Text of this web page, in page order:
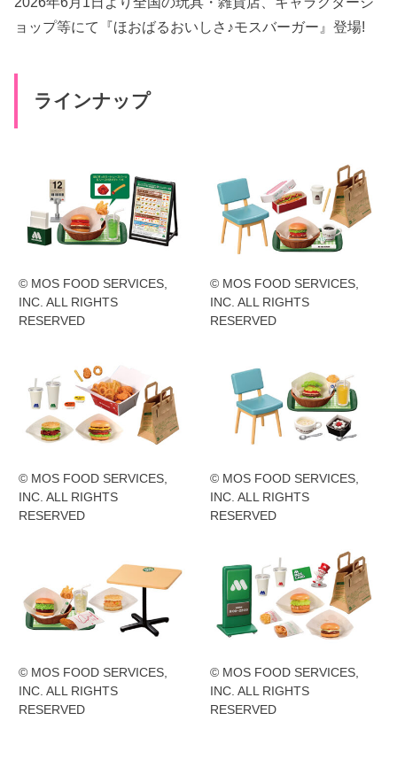
ョップ等にて『ほおばるおいしさ♪モスバーガー』登場!
ラインナップ
© MOS FOOD SERVICES,
INC. ALL RIGHTS
RESERVED
© MOS FOOD SERVICES,
INC. ALL RIGHTS
RESERVED
© MOS FOOD SERVICES,
INC. ALL RIGHTS
RESERVED
© MOS FOOD SERVICES,
INC. ALL RIGHTS
RESERVED
© MOS FOOD SERVICES,
INC. ALL RIGHTS
RESERVED
© MOS FOOD SERVICES,
INC. ALL RIGHTS
RESERVED